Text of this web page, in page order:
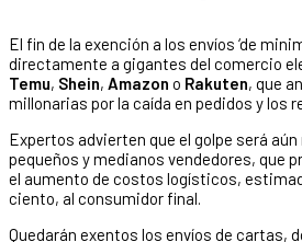
El fin de la exención a los envíos ‘de
directamente a gigantes del comercio
Temu, Shein, Amazon o Rakuten, que
millonarias por la caída en pedidos y los
Expertos advierten que el golpe será
pequeños y medianos vendedores, que
el aumento de costos logísticos,
ciento, al consumidor final.
Quedarán exentos los envíos de cartas,